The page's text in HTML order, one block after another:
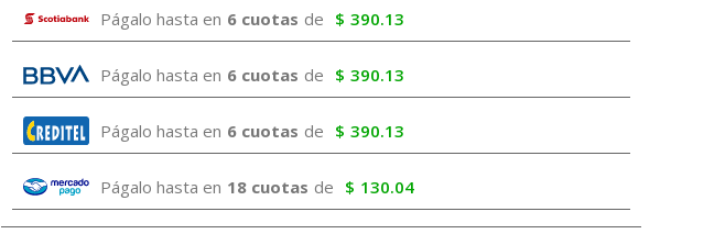
Págalo hasta en 6 cuotas de $ 390.13
Págalo hasta en 6 cuotas de $ 390.13
Págalo hasta en 6 cuotas de $ 390.13
Págalo hasta en 18 cuotas de $ 130.04